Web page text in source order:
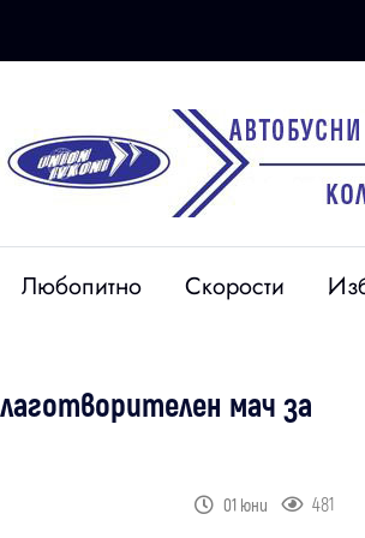
Любопитно Скорости
мач за
01 юни 481